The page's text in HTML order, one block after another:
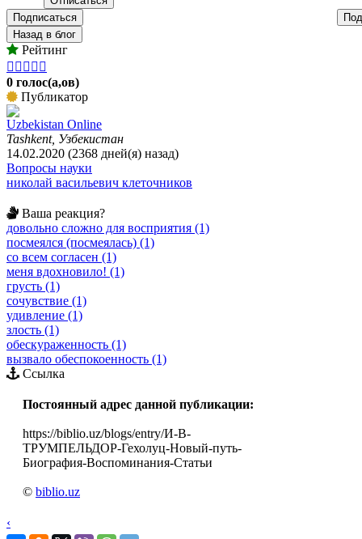
Подписаться
Назад в блог
Рейтинг
    
0 голос(а,ов)
Публикатор
Uzbekistan Online
Tashkent, Узбекистан
14.02.2020 (2368 дней(я) назад)
Вопросы науки
николай васильевич клеточников
Ваша реакция?
довольно сложно для восприятия (1)
посмеялся (посмеялась) (1)
со всем согласен (1)
меня вдохновило! (1)
грусть (1)
сочувствие (1)
удивление (1)
злость (1)
обескураженность (1)
вызвало обеспокоенность (1)
Ссылка
Постоянный адрес данной публикации:
https://biblio.uz/blogs/entry/И-В-
ТРУМПЕЛЬДОР-Гехолуц-Новый-путь-
Биография-Воспоминания-Статьи
© biblio.uz
‹